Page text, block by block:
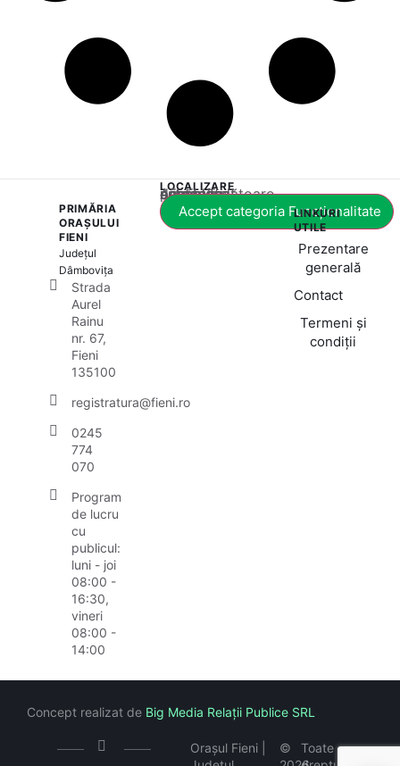
PRIMĂRIA
ORAȘULUI
FIENI
Județul
Dâmbovița
Strada
Aurel
Rainu
nr. 67,
Fieni
135100
registratura@fieni.ro
0245
774
070
Program
de lucru
cu
publicul:
luni - joi
08:00 -
16:30,
vineri
08:00 -
14:00
LOCALIZARE
Acest conținut este blocat până când acceptați categoria corespunzătoare de cookie-uri.
Accept categoria Funcționalitate
LINKURI
UTILE
Prezentare
generală
Contact
Termeni și
condiții
Orașul Fieni |
©
Toate
Concept realizat de Big Media Relații Publice SRL